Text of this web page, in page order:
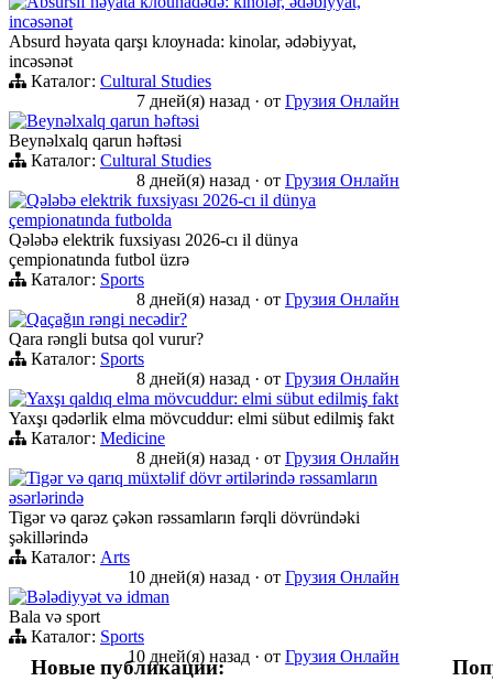
incəsənət
Absurd həyata qarşı kлоунadа: kinolar, ədəbiyyat,
incəsənət
Каталог: Cultural Studies
7 дней(я) назад · от Грузия Онлайн
Beynəlxalq qarun həftəsi
Beynəlxalq qarun həftəsi
Каталог: Cultural Studies
8 дней(я) назад · от Грузия Онлайн
Qələbə elektrik fuxsiyası 2026-cı il dünya
çempionatında futbolda
Qələbə elektrik fuxsiyası 2026-cı il dünya
çempionatında futbol üzrə
Каталог: Sports
8 дней(я) назад · от Грузия Онлайн
Qaçağın rəngi necədir?
Qara rəngli butsa qol vurur?
Каталог: Sports
8 дней(я) назад · от Грузия Онлайн
Yaxşı qaldıq elma mövcuddur: elmi sübut edilmiş fakt
Yaxşı qədərlik elma mövcuddur: elmi sübut edilmiş fakt
Каталог: Medicine
8 дней(я) назад · от Грузия Онлайн
Tigər və qarıq müxtəlif dövr ərtilərində rəssamların
əsərlərində
Tigər və qarəz çəkən rəssamların fərqli dövründəki
şəkillərində
Каталог: Arts
10 дней(я) назад · от Грузия Онлайн
Bələdiyyət və idman
Bala və sport
Каталог: Sports
10 дней(я) назад · от Грузия Онлайн
Новые публикации: